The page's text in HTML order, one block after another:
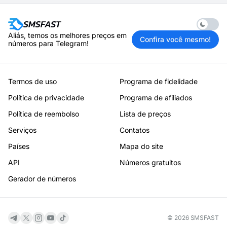
Enable
Aliás, temos os melhores preços em
números para Telegram!
Confira você mesmo!
Termos de uso
Programa de fidelidade
Política de privacidade
Programa de afiliados
Política de reembolso
Lista de preços
Serviços
Contatos
Países
Mapa do site
API
Números gratuitos
Gerador de números
© 2026 SMSFAST